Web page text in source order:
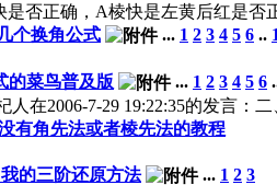
否正确，A棱快是左黄后红是否
个换角公式
... 1 2 3 4 5 6 ..
的菜鸟普及版
... 1 2 3 4 5 6
人在2006-7-29 19:22:35的发言：
有角先法或者棱先法的教程
的三阶还原方法
... 1 2 3